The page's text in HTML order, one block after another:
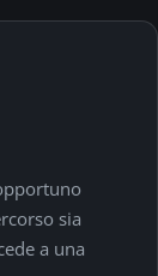
sia
a una